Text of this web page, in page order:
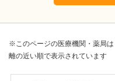
※このページの医療機関・薬局は
離の近い順で表示されています